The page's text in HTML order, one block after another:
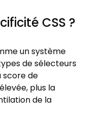
CSS ?
un système
de sélecteurs
de
plus la
de la